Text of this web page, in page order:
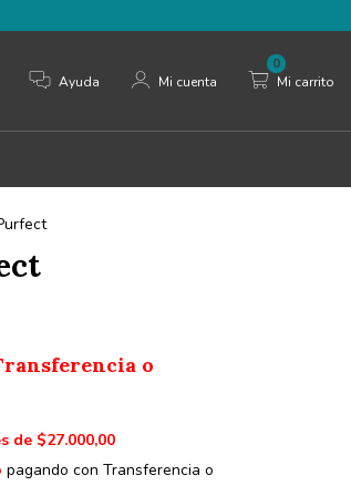
Ayuda Mi cuenta Mi carrito
0
o
de $27.000,00
pagando con Transferencia o